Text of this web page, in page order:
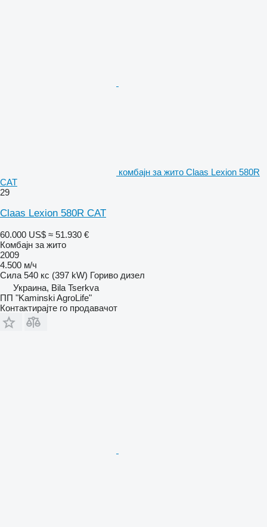
комбајн за жито Claas Lexion 580R
CAT
29
Claas Lexion 580R CAT
60.000 US$ ≈ 51.930 €
Комбајн за жито
2009
4.500 м/ч
Сила 540 кс (397 kW) Гориво дизел
Украина, Bila Tserkva
ПП "Kaminski AgroLife"
Контактирајте го продавачот